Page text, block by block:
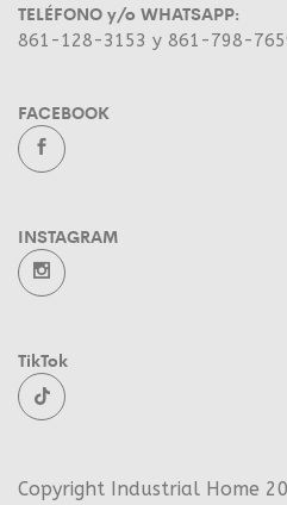
TELÉFONO y/o WHATSAPP:
861-128-3153 y 861-798-
FACEBOOK
INSTAGRAM
TikTok
Copyright Industrial Home